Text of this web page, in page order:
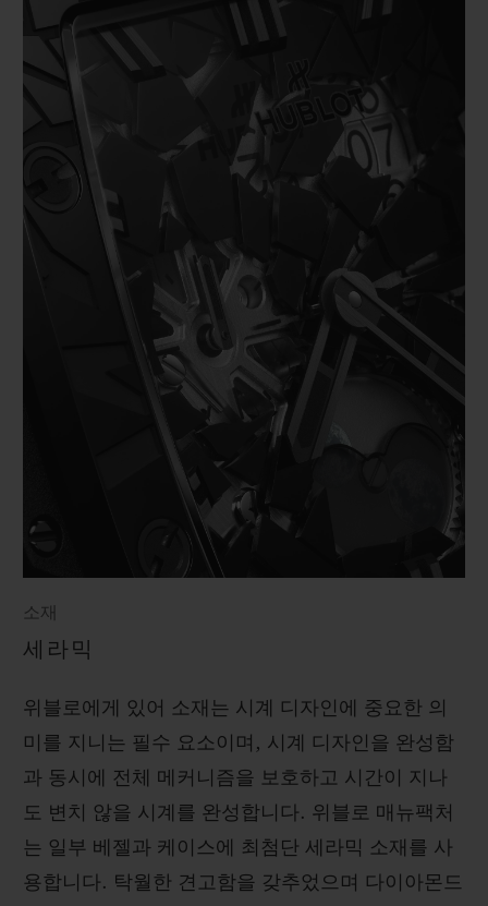
소재
세라믹
위블로에게 있어 소재는 시계 디자인에 중요한 의
미를 지니는 필수 요소이며, 시계 디자인을 완성함
과 동시에 전체 메커니즘을 보호하고 시간이 지나
도 변치 않을 시계를 완성합니다. 위블로 매뉴팩처
는 일부 베젤과 케이스에 최첨단 세라믹 소재를 사
용합니다. 탁월한 견고함을 갖추었으며 다이아몬드